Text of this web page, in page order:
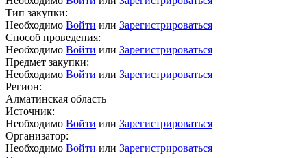
Тип закупки:
Необходимо Войти или Зарегистрироваться
Способ проведения:
Необходимо Войти или Зарегистрироваться
Предмет закупки:
Необходимо Войти или Зарегистрироваться
Регион:
Алматинская область
Источник:
Необходимо Войти или Зарегистрироваться
Организатор:
Необходимо Войти или Зарегистрироваться